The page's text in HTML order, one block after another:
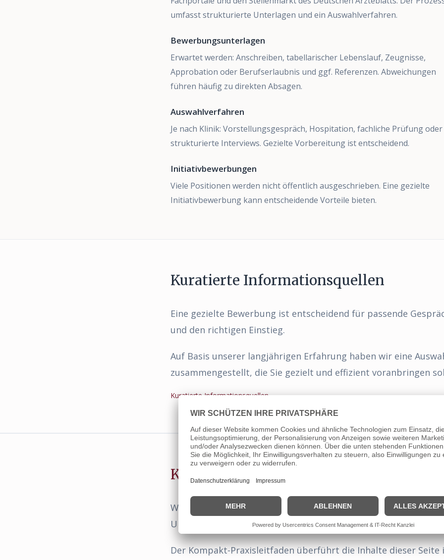
umfasst strukturierte Unterlagen und ein Auswahlverfahren.
Bewerbungsunterlagen
Erwartet werden: Anschreiben, tabellarischer Lebenslauf, Zeugnisse,
Approbation oder Berufserlaubnis und ggf. Referenzen. Abweichungen
führen häufig zu direkten Absagen.
Auswahlverfahren
Je nach Klinik: Vorstellungsgespräch, Hospitation, fachliche Prüfung oder
strukturierte Interviews. Gezielte Vorbereitung ist entscheidend.
Initiativbewerbungen
Viele Positionen werden nicht öffentlich ausgeschrieben. Eine gezielte
Initiativbewerbung kann entscheidende Vorteile bieten.
Kuratierte Informationsquellen
Eine gezielte Bewerbung ist entscheidend für passende
und den richtigen Einstieg.
Auf Basis unserer langjährigen Erfahrung haben wir eine
zusammengestellt, die Sie gezielt und effizient voranbringen
Kuratierte Informationsquellen →
Kompakt-Praxisleitfaden
Wissen allein reicht nicht – entscheidend ist die strukturierte
Umsetzung.
Der Kompakt-Praxisleitfaden überführt die Inhalte dieser Seite